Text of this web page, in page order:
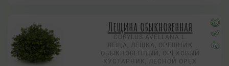
Лещина обыкновенная
CORYLUS AVELLANA L.
ЛЕЩА, ЛЕШКА, ОРЕШНИК
ОБЫКНОВЕННЫЙ, ОРЕХОВЫЙ
КУСТАРНИК, ЛЕСНОЙ ОРЕХ